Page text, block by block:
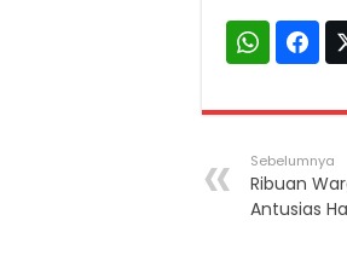
Sebelumnya
Ribuan
Antusias